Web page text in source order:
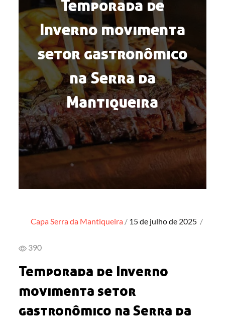
Temporada de
Inverno movimenta
setor gastronômico
na Serra da
Mantiqueira
CapaSerra da Mantiqueira Posted
15 de julho de 2025 /
390
Temporada de Inverno
movimenta setor
gastronômico na Serra da